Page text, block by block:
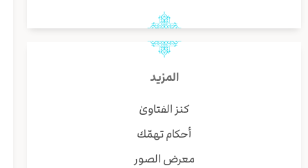
المزيد
كنز الفتاوىٰ
أحكام تهمّك
معرض الصور